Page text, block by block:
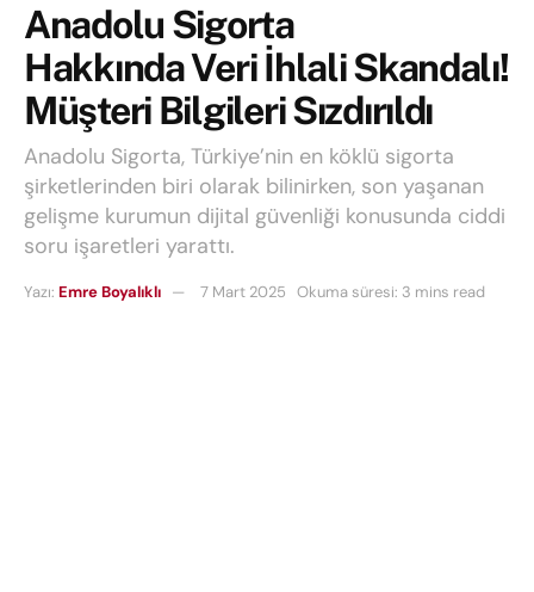
Anadolu Sigorta
Hakkında Veri İhlali Skandalı!
Müşteri Bilgileri Sızdırıldı
Anadolu Sigorta, Türkiye’nin en köklü sigorta
şirketlerinden biri olarak bilinirken, son yaşanan
gelişme kurumun dijital güvenliği konusunda ciddi
soru işaretleri yarattı.
Yazı: Emre Boyalıklı 7 Mart 2025 Okuma süresi: 3 mins read